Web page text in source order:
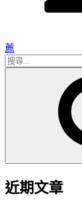
薦
搜
近期文章